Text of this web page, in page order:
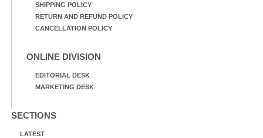
SHIPPING POLICY
RETURN AND REFUND POLICY
CANCELLATION POLICY
ONLINE DIVISION
EDITORIAL DESK
MARKETING DESK
SECTIONS
LATEST